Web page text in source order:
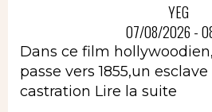
YEG
07/08/2026 -
Dans ce film
passe vers 1855,un
castration Lire la suite